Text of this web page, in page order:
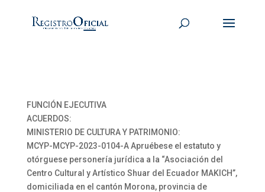
FUNCIÓN EJECUTIVA
ACUERDOS:
MINISTERIO DE CULTURA Y PATRIMONIO:
MCYP-MCYP-2023-0104-A Apruébese el estatuto y
otórguese personería jurídica a la “Asociación del
Centro Cultural y Artístico Shuar del Ecuador MAKICH”,
domiciliada en el cantón Morona, provincia de